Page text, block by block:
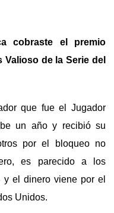
cobraste el premio
de la Serie del
que fue el Jugador
un año y recibió su
por el bloqueo no
es parecido a los
el dinero viene por el
Unidos.